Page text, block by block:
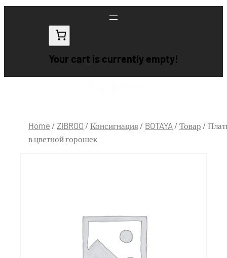
Your cart is currently empty!
Home / ZIBROO / Консигнация / BOTAYA / Товар /
в цветной горошек